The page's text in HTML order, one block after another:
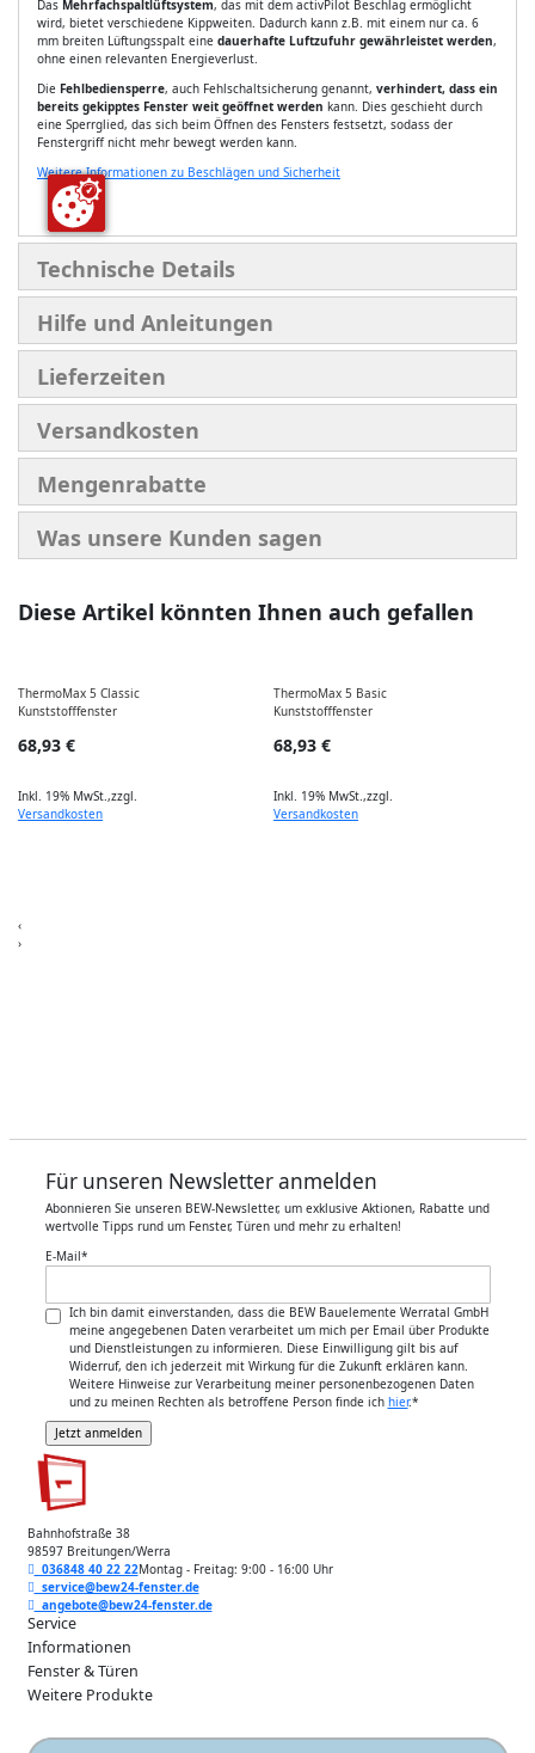
Das Mehrfachspaltlüftsystem, das mit dem activPilot Beschlag ermöglicht
wird, bietet verschiedene Kippweiten. Dadurch kann z.B. mit einem nur ca. 6
mm breiten Lüftungsspalt eine dauerhafte Luftzufuhr gewährleistet werden,
ohne einen relevanten Energieverlust.
Die Fehlbediensperre, auch Fehlschaltsicherung genannt, verhindert, dass ein
bereits gekipptes Fenster weit geöffnet werden kann. Dies geschieht durch
eine Sperrglied, das sich beim Öffnen des Fensters festsetzt, sodass der
Fenstergriff nicht mehr bewegt werden kann.
Weitere Informationen zu Beschlägen und Sicherheit
Technische Details
Hilfe und Anleitungen
Lieferzeiten
Versandkosten
Mengenrabatte
Was unsere Kunden sagen
Diese Artikel könnten Ihnen auch gefallen
ThermoMax 5 Classic
Kunststofffenster
68,93 €
Inkl. 19% MwSt. ,zzgl.
Versandkosten
ThermoMax 5 Basic
Kunststofffenster
68,93 €
Inkl. 19% MwSt. ,zzgl.
Versandkosten
‹
›
Für unseren Newsletter anmelden
Abonnieren Sie unseren BEW-Newsletter, um exklusive Aktionen, Rabatte und
wertvolle Tipps rund um Fenster, Türen und mehr zu erhalten!
E-Mail*
Ich bin damit einverstanden, dass die BEW Bauelemente Werratal GmbH
meine angegebenen Daten verarbeitet um mich per Email über Produkte
und Dienstleistungen zu informieren. Diese Einwilligung gilt bis auf
Widerruf, den ich jederzeit mit Wirkung für die Zukunft erklären kann.
Weitere Hinweise zur Verarbeitung meiner personenbezogenen Daten
und zu meinen Rechten als betroffene Person finde ich hier.*
Bahnhofstraße 38
98597 Breitungen/Werra
036848 40 22 22Montag - Freitag: 9:00 - 16:00 Uhr
service@bew24-fenster.de
angebote@bew24-fenster.de
Service
Informationen
Fenster & Türen
Weitere Produkte